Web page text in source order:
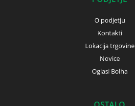
O podjetju
Kontakti
Lokacija trgovine
Novice
Oglasi Bolha